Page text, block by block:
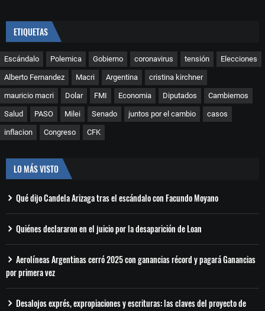
ETIQUETAS
Escándalo Polemica Gobierno coronavirus tensión Elecciones
Alberto Fernandez Macri Argentina cristina kirchner
mauricio macri Dolar FMI Economia Diputados Cambiemos
Salud PASO Milei Senado juntos por el cambio casos
inflacion Congreso CFK
LO MÁS VISTO
Qué dijo Candela Arizaga tras el escándalo con Facundo Moyano
Quiénes declararon en el juicio por la desaparición de Loan
Aerolíneas Argentinas cerró 2025 con ganancias récord y pagará Ganancias
por primera vez
Desalojos exprés, expropiaciones y escrituras: las claves del proyecto de